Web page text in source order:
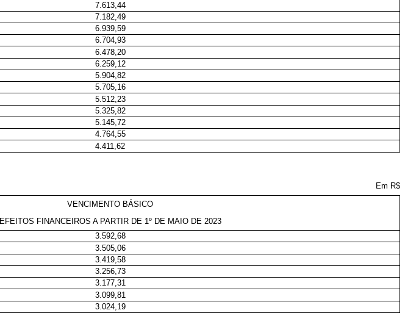
7.613,44
7.182,49
6.939,59
6.704,93
6.478,20
6.259,12
5.904,82
5.705,16
5.512,23
5.325,82
5.145,72
4.764,55
4.411,62
Em R$
VENCIMENTO BÁSICO
EFEITOS FINANCEIROS A PARTIR DE 1º DE MAIO DE 2023
3.592,68
3.505,06
3.419,58
3.256,73
3.177,31
3.099,81
3.024,19